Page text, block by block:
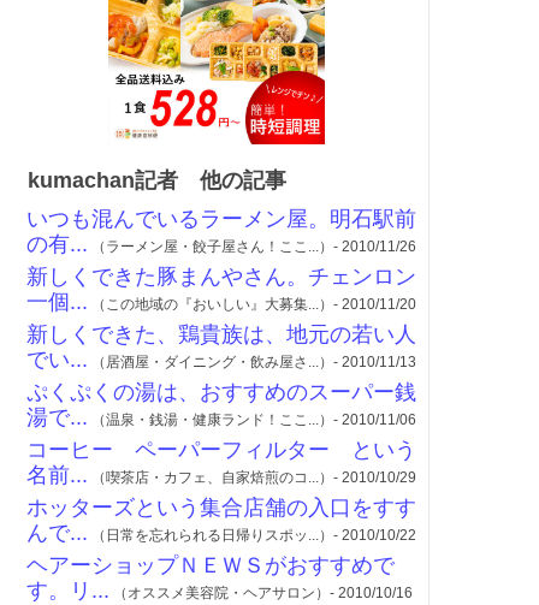
kumachan記者 他の記事
いつも混んでいるラーメン屋。明石駅前
の有... （ラーメン屋・餃子屋さん！ここ...）- 2010/11/26
新しくできた豚まんやさん。チェンロン
一個... （この地域の『おいしい』大募集...）- 2010/11/20
新しくできた、鶏貴族は、地元の若い人
でい... （居酒屋・ダイニング・飲み屋さ...）- 2010/11/13
ぷくぷくの湯は、おすすめのスーパー銭
湯で... （温泉・銭湯・健康ランド！ここ...）- 2010/11/06
コーヒー ペーパーフィルター という
名前... （喫茶店・カフェ、自家焙煎のコ...）- 2010/10/29
ホッターズという集合店舗の入口をすす
んで... （日常を忘れられる日帰りスポッ...）- 2010/10/22
ヘアーショップＮＥＷＳがおすすめで
す。リ... （オススメ美容院・ヘアサロン）- 2010/10/16